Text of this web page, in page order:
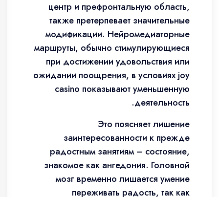
центр и префронтальную область,
также претерпевает значительные
модификации. Нейромедиаторные
маршруты, обычно стимулирующиеся
при достижении удовольствия или
ожидании поощрения, в условиях joy
casino показывают уменьшенную
деятельность.
Это поясняет лишение
заинтересованности к прежде
радостным занятиям – состояние,
знакомое как ангедония. Головной
мозг временно лишается умение
переживать радость, так как